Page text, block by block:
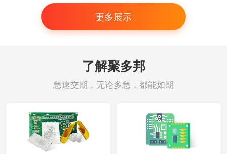
更多展示
了解聚多邦
急速交期，无论多急，都能如期